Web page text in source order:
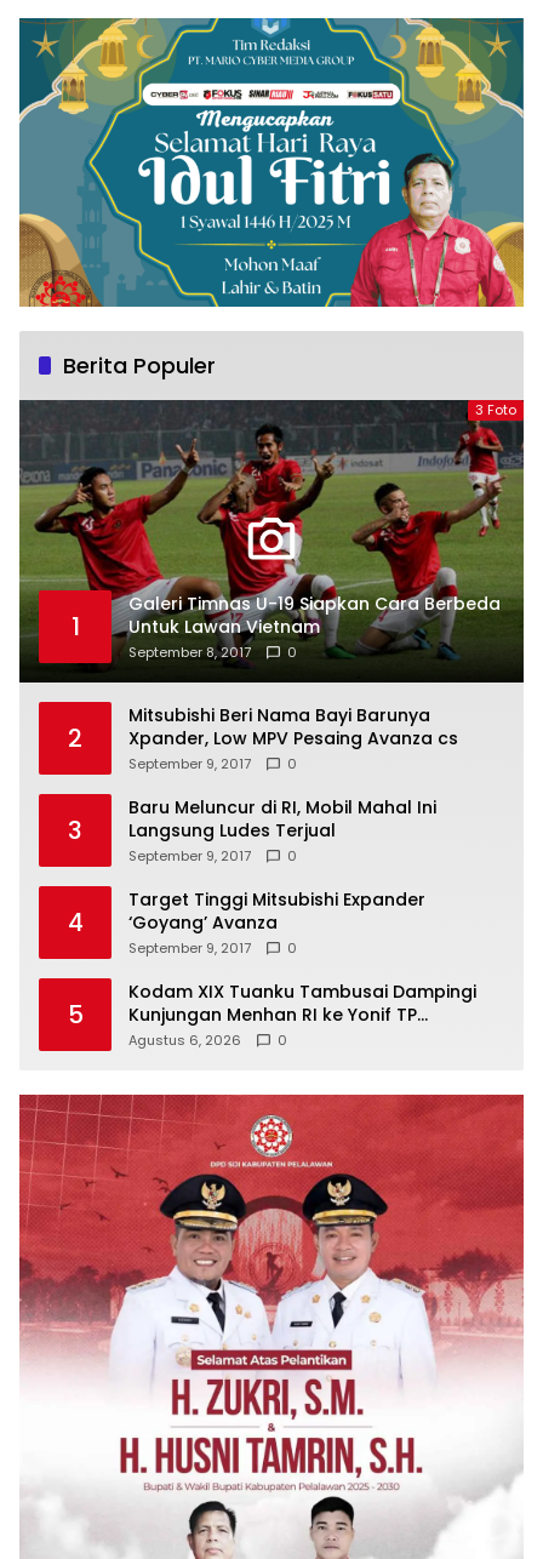
Berita Populer
3 Foto
1
Galeri Timnas U-19 Siapkan Cara Berbeda
Untuk Lawan Vietnam
September 8, 2017 0
2
Mitsubishi Beri Nama Bayi Barunya
Xpander, Low MPV Pesaing Avanza cs
September 9, 2017 0
3
Baru Meluncur di RI, Mobil Mahal Ini
Langsung Ludes Terjual
September 9, 2017 0
4
Target Tinggi Mitsubishi Expander
‘Goyang’ Avanza
September 9, 2017 0
5
Kodam XIX Tuanku Tambusai Dampingi
Kunjungan Menhan RI ke Yonif TP
952/Imam Bulqin, Perkuat Pembangunan
Agustus 6, 2026 0